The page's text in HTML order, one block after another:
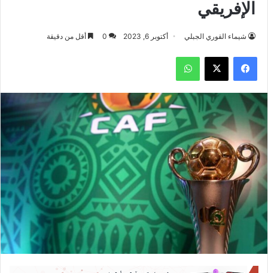
الإفريقي
شيماء القوري الجبلي أكتوبر 6, 2023 0 أقل من دقيقة
فيسبوك ‫X واتساب